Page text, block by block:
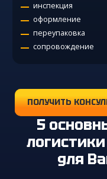
инспекция
оформление
переупаковка
сопровождение
ПОЛУЧИТЬ
5 основных преимуществ
для